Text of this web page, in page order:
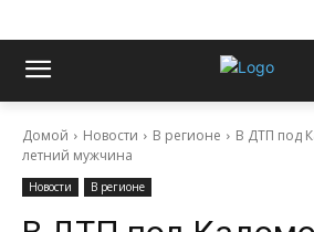
Домой Новости В регионе
В ДТП под
летний мужчина
Новости В регионе